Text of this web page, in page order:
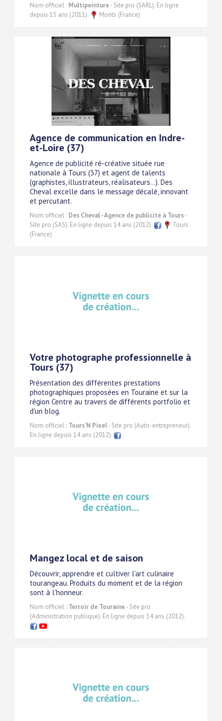
Nom officiel : Multipeinture- Site pro (SARL). En ligne
depuis 15 ans (2011).
Monts (France)
Agence de communication en Indre-
et-Loire (37)
Agence de publicité ré-créative située rue
nationale à Tours (37) et agent de talents
(graphistes, illustrateurs, réalisateurs...). Des
Cheval excelle dans le message décalé, innovant
et percutant.
Nom officiel : Des Cheval - Agence de publicité à Tours-
Site pro (SAS). En ligne depuis 14 ans (2012).
Tours
(France)
Votre photographe professionnelle à
Tours (37)
Présentation des différentes prestations
photographiques proposées en Touraine et sur la
région Centre au travers de différents portfolio et
d'un blog.
Nom officiel : Tours'N Pixel- Site pro (Auto-entrepreneur).
En ligne depuis 14 ans (2012).
Mangez local et de saison
Découvrir, apprendre et cultiver l'art culinaire
tourangeau. Produits du moment et de la région
sont à l'honneur.
Nom officiel : Terroir de Touraine- Site pro
(Administration publique). En ligne depuis 14 ans (2012).